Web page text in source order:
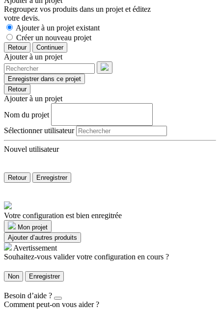
Regroupez vos produits dans un projet et éditez
votre devis.
Ajouter à un projet existant
Créer un nouveau projet
Retour Continuer
Ajouter à un projet
Enregistrer dans ce projet
Retour
Ajouter à un projet
Nom du projet
Sélectionner utilisateur
Nouvel utilisateur
Retour Enregistrer
Votre configuration est bien enregitrée
Mon projet
Ajouter d’autres produits
Avertissement
Souhaitez-vous valider votre configuration en cours ?
Non Enregistrer
Besoin d’aide ?
Comment peut-on vous aider ?